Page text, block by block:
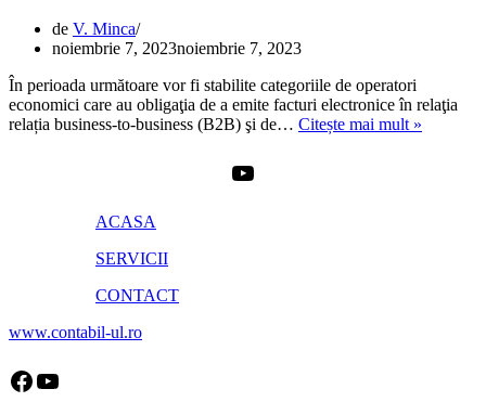
de V. Minca
noiembrie 7, 2023noiembrie 7, 2023
În perioada următoare vor fi stabilite categoriile de operatori
economici care au obligaţia de a emite facturi electronice în relaţia
relația business-to-business (B2B) şi de… Citește mai mult »
YouTube
ACASA
SERVICII
CONTACT
www.contabil-ul.ro
Facebook
YouTube